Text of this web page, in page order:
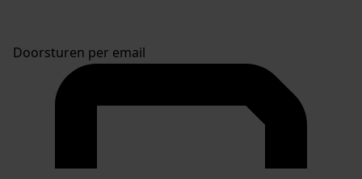
Doorsturen per email